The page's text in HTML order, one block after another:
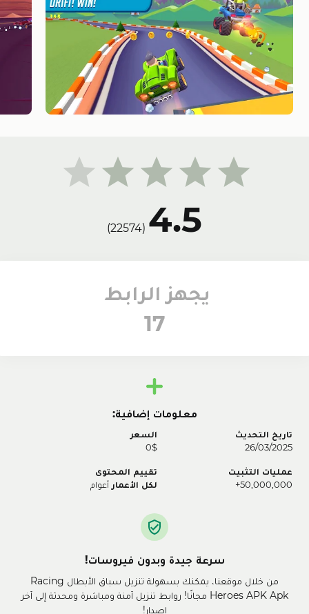
4.5
(22574)
16
معلومات إضافية:
تاريخ التحديث
26/03/2025
السعر
0$
عمليات التثبيت
50,000,000+
تقييم المحتوى
لكل الأعمار أعوام
سرعة جيدة وبدون فيروسات!
من خلال موقعنا، يمكنك بسهولة تنزيل سباق الأبطال Racing
Heroes APK Apk مجانًا! روابط تنزيل آمنة ومباشرة ومحدثة إلى آخر
إصدار!